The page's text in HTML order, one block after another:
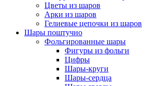
Цветы из шаров
Арки из шаров
Гелиевые цепочки из шаров
Шары поштучно
Фольгированные шары
Фигуры из фольги
Цифры
Шары-круги
Шары-сердца